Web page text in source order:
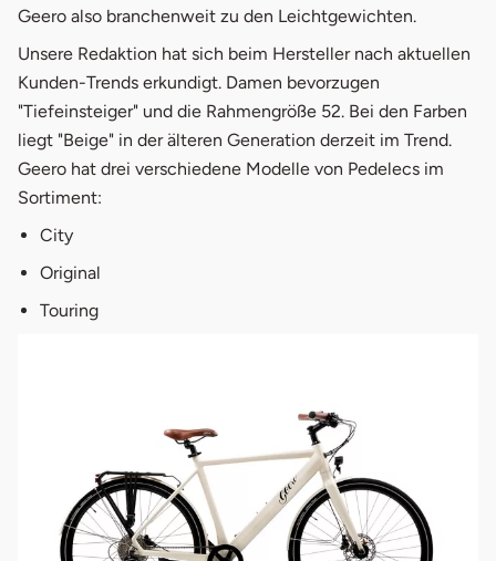
Geero also branchenweit zu den Leichtgewichten.
Unsere Redaktion hat sich beim Hersteller nach aktuellen
Kunden-Trends erkundigt. Damen bevorzugen
"Tiefeinsteiger" und die Rahmengröße 52. Bei den Farben
liegt "Beige" in der älteren Generation derzeit im Trend.
Geero hat drei verschiedene Modelle von Pedelecs im
Sortiment:
City
Original
Touring